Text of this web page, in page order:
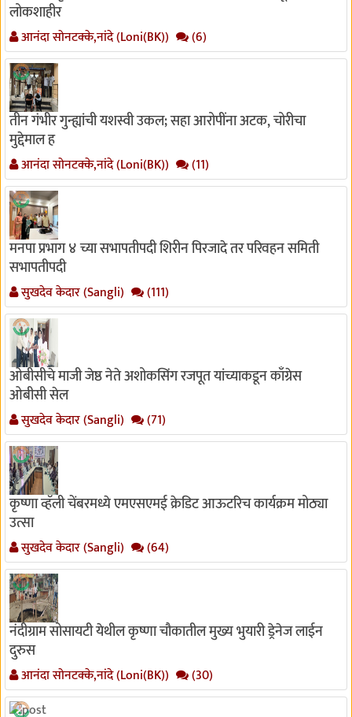
लोकशाहीर
आनंदा सोनटक्के,नांदे (Loni(BK)) (6)
तीन गंभीर गुन्ह्यांची यशस्वी उकल; सहा आरोपींना अटक, चोरीचा
मुद्देमाल ह
आनंदा सोनटक्के,नांदे (Loni(BK)) (11)
मनपा प्रभाग ४ च्या सभापतीपदी शिरीन पिरजादे तर परिवहन समिती
सभापतीपदी
सुखदेव केदार (Sangli) (111)
ओबीसीचे माजी जेष्ठ नेते अशोकसिंग रजपूत यांच्याकडून काँग्रेस
ओबीसी सेल
सुखदेव केदार (Sangli) (71)
कृष्णा व्हॅली चेंबरमध्ये एमएसएमई क्रेडिट आऊटरिच कार्यक्रम मोठ्या
उत्सा
सुखदेव केदार (Sangli) (64)
नंदीग्राम सोसायटी येथील कृष्णा चौकातील मुख्य भुयारी ड्रेनेज लाईन
दुरुस
आनंदा सोनटक्के,नांदे (Loni(BK)) (30)